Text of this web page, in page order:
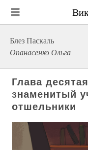
Блез Паскаль
Опанасенко Ольга
Глава
знаменитый
отшельники